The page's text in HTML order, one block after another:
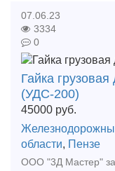
07.06.23
3334
0
Гайка
(УДС-200)
45000 руб.
области, Пензе